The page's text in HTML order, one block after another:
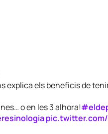
explica els beneficis de
o en les 3 alhora!
pic.twitter.com/